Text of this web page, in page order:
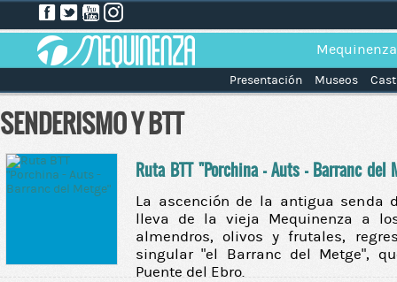
Mequinenza
Presentación Museos
SENDERISMO Y BTT
Ruta BTT "Porchina - Auts - Barranc del
La ascención de la antigua senda
lleva de la vieja Mequinenza a
almendros, olivos y frutales,
singular "el Barranc del Metge",
Puente del Ebro.